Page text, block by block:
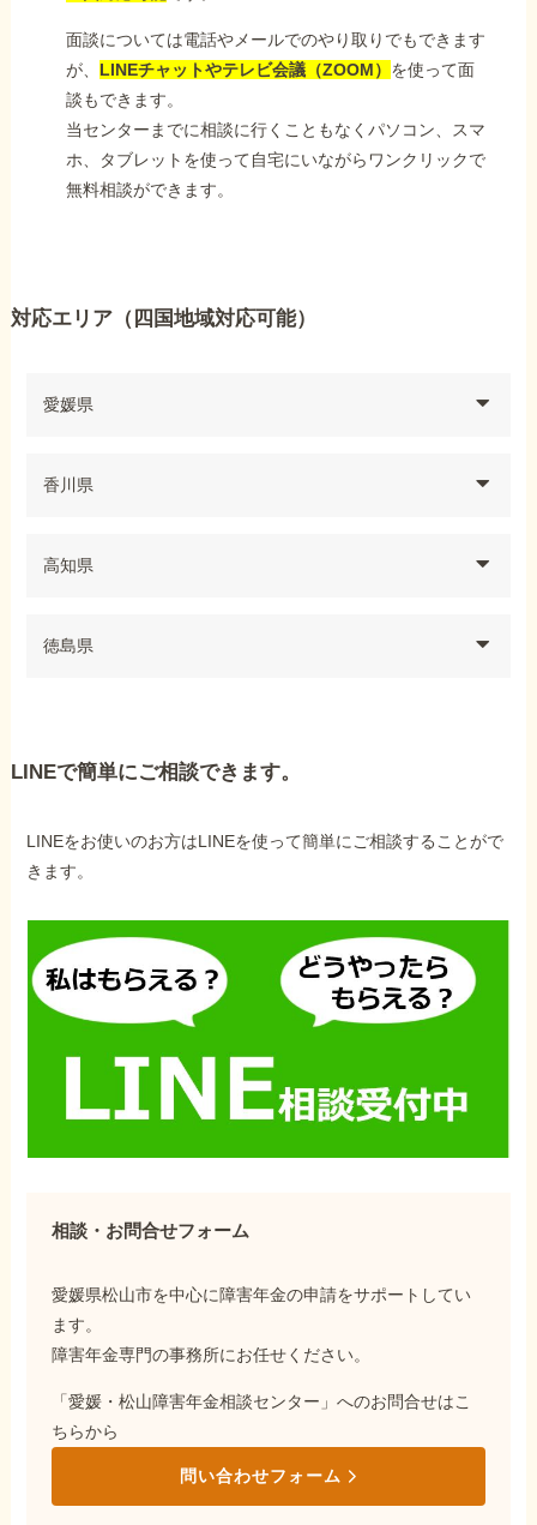
面談については電話やメールでのやり取りでもできます
が、 LINEチャットやテレビ会議（ZOOM） を使って面
談もできます。
当センターまでに相談に行くこともなくパソコン、スマ
ホ、タブレットを使って自宅にいながらワンクリックで
無料相談ができます。
対応エリア（四国地域対応可能）
愛媛県
香川県
高知県
徳島県
LINEで簡単にご相談できます。
LINEをお使いのお方はLINEを使って簡単にご相談することがで
きます。
相談・お問合せフォーム
愛媛県松山市を中心に障害年金の申請をサポートしてい
ます。
障害年金専門の事務所にお任せください。
「愛媛・松山障害年金相談センター」へのお問合せはこ
ちらから
問い合わせフォーム